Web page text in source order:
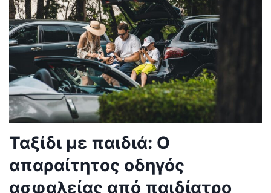
Ταξίδι με παιδιά: Ο
απαραίτητος οδηγός
ασφαλείας από παιδίατρο